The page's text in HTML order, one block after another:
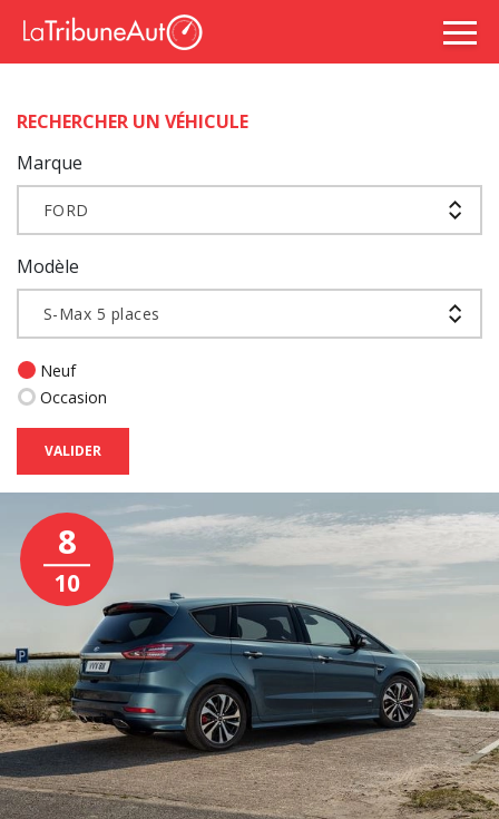
RECHERCHER UN VÉHICULE
Marque
FORD
Modèle
S-Max 5 places
Neuf
Occasion
VALIDER
8
10